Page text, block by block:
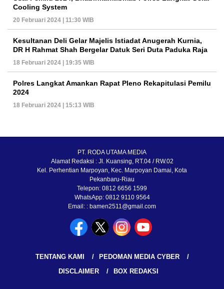
Cooling System
20 Februari 2024 | 11:30 WIB
Kesultanan Deli Gelar Majelis Istiadat Anugerah Kurnia,
DR H Rahmat Shah Bergelar Datuk Seri Duta Paduka Raja
18 Februari 2024 | 19:35 WIB
Polres Langkat Amankan Rapat Pleno Rekapitulasi Pemilu
2024
18 Februari 2024 | 15:13 WIB
PT. RODA UTAMA MEDIA
Alamat Redaksi : Jl. Kuansing, RT.04 / RW.02
Kel. Perhentian Marpoyan, Kec. Marpoyan Damai, Kota
Pekanbaru-Riau
Telepon: 0812 6656 1599
WhatsApp: 0812 9110 9564
Email: : bamen2511@gmail.com
TENTANG KAMI
PEDOMAN MEDIA CYBER
DISCLAIMER
BOX REDAKSI